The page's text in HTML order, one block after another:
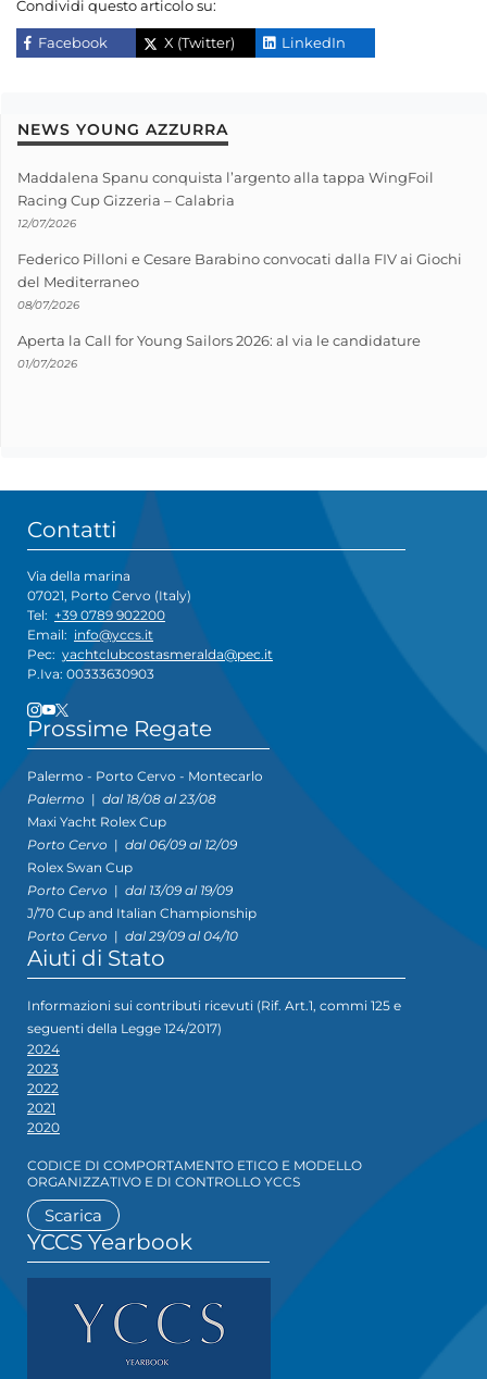
Condividi questo articolo su:
Facebook X (Twitter) LinkedIn
NEWS YOUNG AZZURRA
Maddalena Spanu conquista l’argento alla tappa WingFoil
Racing Cup Gizzeria – Calabria
12/07/2026
Federico Pilloni e Cesare Barabino convocati dalla FIV ai Giochi
del Mediterraneo
08/07/2026
Aperta la Call for Young Sailors 2026: al via le candidature
01/07/2026
Contatti
Via della marina
07021, Porto Cervo (Italy)
Tel: +39 0789 902200
Email: info@yccs.it
Pec: yachtclubcostasmeralda@pec.it
P.Iva: 00333630903
Prossime Regate
Palermo - Porto Cervo - Montecarlo
Palermo | dal 18/08 al 23/08
Maxi Yacht Rolex Cup
Porto Cervo | dal 06/09 al 12/09
Rolex Swan Cup
Porto Cervo | dal 13/09 al 19/09
J/70 Cup and Italian Championship
Porto Cervo | dal 29/09 al 04/10
Aiuti di Stato
Informazioni sui contributi ricevuti (Rif. Art.1, commi 125 e
seguenti della Legge 124/2017)
2024
2023
2022
2021
2020
CODICE DI COMPORTAMENTO ETICO E MODELLO
ORGANIZZATIVO E DI CONTROLLO YCCS
Scarica
YCCS Yearbook